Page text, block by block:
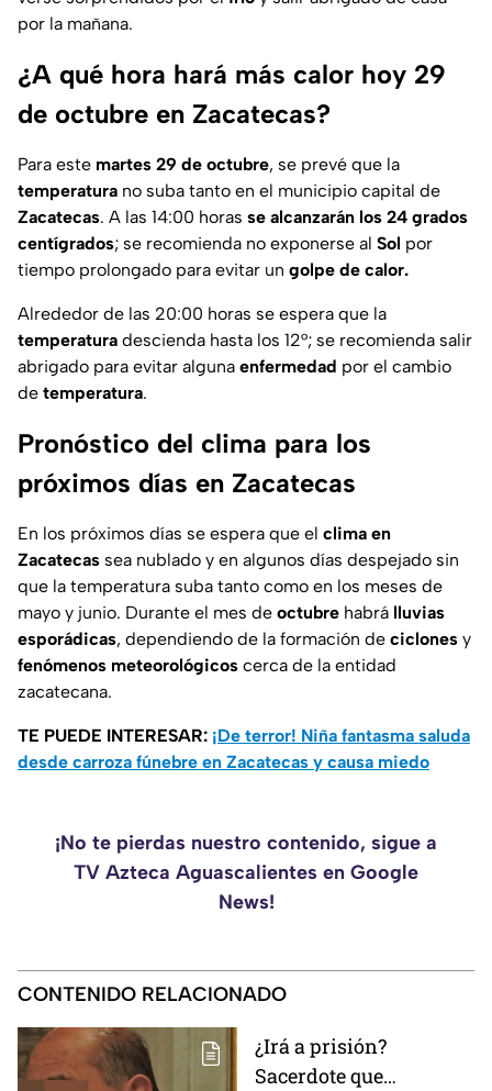
por la mañana.
¿A qué hora hará más calor hoy 29
de octubre en Zacatecas?
Para este martes 29 de octubre, se prevé que la
temperatura no suba tanto en el municipio capital de
Zacatecas. A las 14:00 horas se alcanzarán los 24 grados
centígrados; se recomienda no exponerse al Sol por
tiempo prolongado para evitar un golpe de calor.
Alrededor de las 20:00 horas se espera que la
temperatura descienda hasta los 12°; se recomienda salir
abrigado para evitar alguna enfermedad por el cambio
de temperatura.
Pronóstico del clima para los
próximos días en Zacatecas
En los próximos días se espera que el clima en
Zacatecas sea nublado y en algunos días despejado sin
que la temperatura suba tanto como en los meses de
mayo y junio. Durante el mes de octubre habrá lluvias
esporádicas, dependiendo de la formación de ciclones y
fenómenos meteorológicos cerca de la entidad
zacatecana.
TE PUEDE INTERESAR: ¡De terror! Niña fantasma saluda
desde carroza fúnebre en Zacatecas y causa miedo
¡No te pierdas nuestro contenido, sigue a
TV Azteca Aguascalientes en Google
News!
CONTENIDO RELACIONADO
¿Irá a prisión?
Sacerdote que